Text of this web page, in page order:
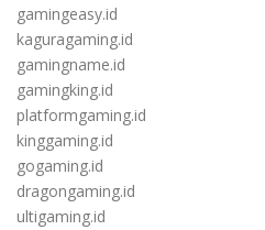
gamingeasy.id
kaguragaming.id
gamingname.id
gamingking.id
platformgaming.id
kinggaming.id
gogaming.id
dragongaming.id
ultigaming.id